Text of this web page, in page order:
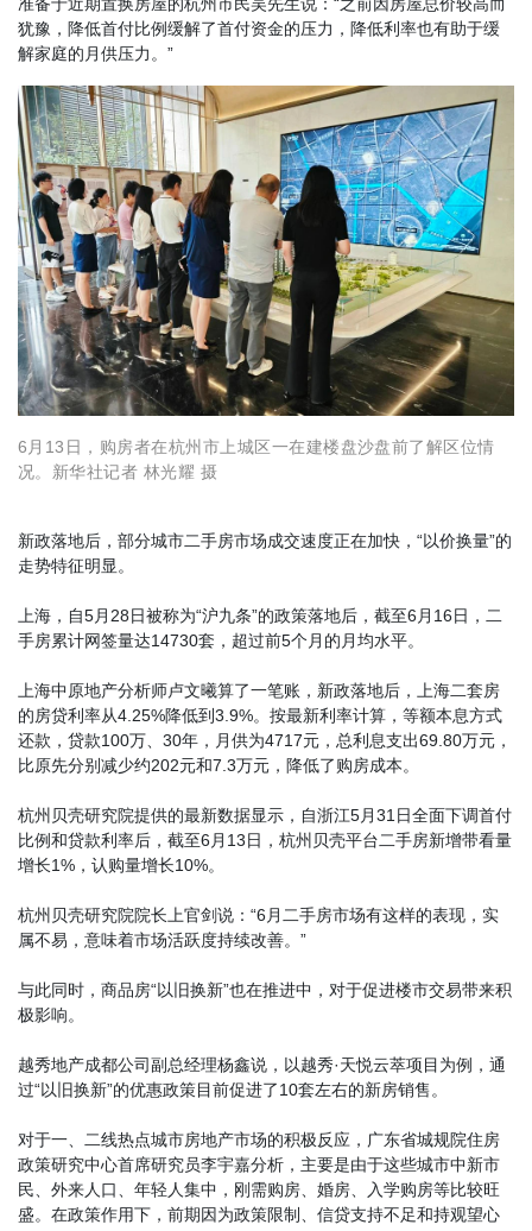
犹豫，降低首付比例缓解了首付资金的压力，降低利率也有助于缓
解家庭的月供压力。”
6月13日，购房者在杭州市上城区一在建楼盘沙盘前了解区位情
况。新华社记者 林光耀 摄
新政落地后，部分城市二手房市场成交速度正在加快，“以价换量”的
走势特征明显。
上海，自5月28日被称为“沪九条”的政策落地后，截至6月16日，二
手房累计网签量达14730套，超过前5个月的月均水平。
上海中原地产分析师卢文曦算了一笔账，新政落地后，上海二套房
的房贷利率从4.25%降低到3.9%。按最新利率计算，等额本息方式
还款，贷款100万、30年，月供为4717元，总利息支出69.80万元，
比原先分别减少约202元和7.3万元，降低了购房成本。
杭州贝壳研究院提供的最新数据显示，自浙江5月31日全面下调首付
比例和贷款利率后，截至6月13日，杭州贝壳平台二手房新增带看量
增长1%，认购量增长10%。
杭州贝壳研究院院长上官剑说：“6月二手房市场有这样的表现，实
属不易，意味着市场活跃度持续改善。”
与此同时，商品房“以旧换新”也在推进中，对于促进楼市交易带来积
极影响。
越秀地产成都公司副总经理杨鑫说，以越秀·天悦云萃项目为例，通
过“以旧换新”的优惠政策目前促进了10套左右的新房销售。
对于一、二线热点城市房地产市场的积极反应，广东省城规院住房
政策研究中心首席研究员李宇嘉分析，主要是由于这些城市中新市
民、外来人口、年轻人集中，刚需购房、婚房、入学购房等比较旺
盛。在政策作用下，前期因为政策限制、信贷支持不足和持观望心